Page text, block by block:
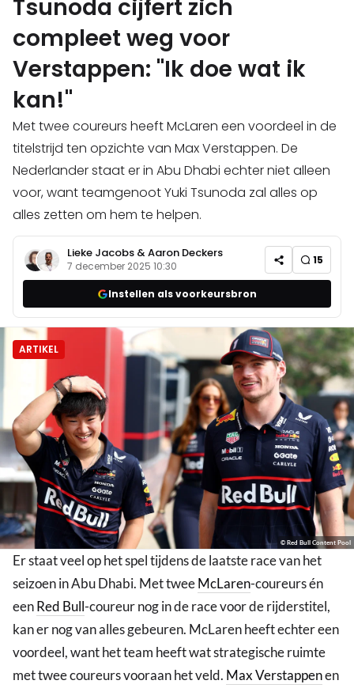
Tsunoda cijfert zich
compleet weg voor
Verstappen: "Ik doe wat ik
kan!"
Met twee coureurs heeft McLaren een voordeel in de
titelstrijd ten opzichte van Max Verstappen. De
Nederlander staat er in Abu Dhabi echter niet alleen
voor, want teamgenoot Yuki Tsunoda zal alles op
alles zetten om hem te helpen.
Lieke Jacobs &Aaron Deckers
7 december 2025 10:30 15
Instellen als voorkeursbron
ARTIKEL
© Red Bull Content Pool
Er staat veel op het spel tijdens de laatste race van het
seizoen in Abu Dhabi. Met tweeMcLaren-coureurs én
eenRed Bull-coureur nog in de race voor de rijderstitel,
kan er nog van alles gebeuren. McLaren heeft echter een
voordeel, want het team heeft wat strategische ruimte
met twee coureurs vooraan het veld. Max Verstappenen